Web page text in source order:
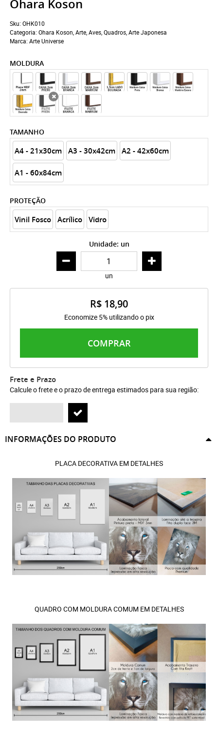
Ohara Koson
Sku: OHK010
Categoria: Ohara Koson,Arte,Aves,Quadros,Arte Japonesa
Marca: Arte Universe
MOLDURA
x
TAMANHO
A4 - 21x30cm A3 - 30x42cm A2 - 42x60cm
A1 - 60x84cm
PROTEÇÃO
Vinil Fosco Acrílico Vidro
Unidade: un
un
R$ 18,90
Economize 5% utilizando o pix
COMPRAR
Frete e Prazo
Calcule o frete e o prazo de entrega estimados para sua região:
INFORMAÇÕES DO PRODUTO
PLACA DECORATIVA EM DETALHES
QUADRO COM MOLDURA COMUM EM DETALHES